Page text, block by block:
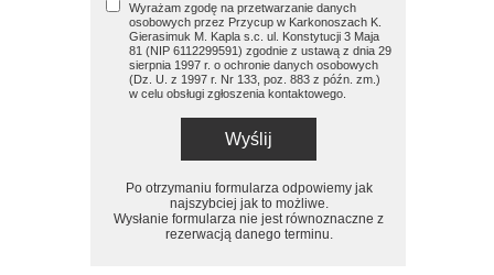
Po otrzymaniu formularza odpowiemy jak
najszybciej jak to możliwe.
Wysłanie formularza nie jest równoznaczne z
rezerwacją danego terminu.
Wyrażam zgodę na przetwarzanie danych
osobowych przez Przycup w Karkonoszach K.
Gierasimuk M. Kapla s.c. ul. Konstytucji 3 Maja
81 (NIP 6112299591) zgodnie z ustawą z dnia 29
sierpnia 1997 r. o ochronie danych osobowych
(Dz. U. z 1997 r. Nr 133, poz. 883 z późn. zm.)
w celu obsługi zgłoszenia kontaktowego.
Wyślij